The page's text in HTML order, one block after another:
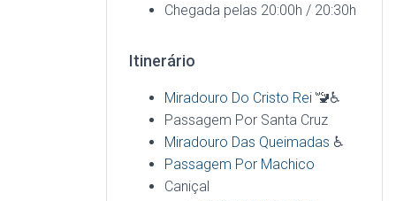
Chegada pelas 20:00h / 20:30h
Itinerário
Miradouro Do Cristo Rei 🚾♿
Passagem Por Santa Cruz
Miradouro Das Queimadas ♿
Passagem Por Machico
Caniçal